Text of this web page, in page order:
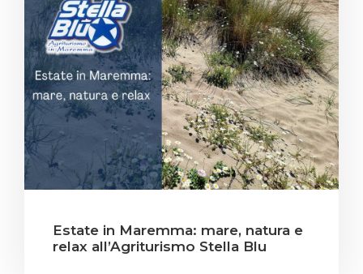
Estate in Maremma: mare, natura e
relax all’Agriturismo Stella Blu